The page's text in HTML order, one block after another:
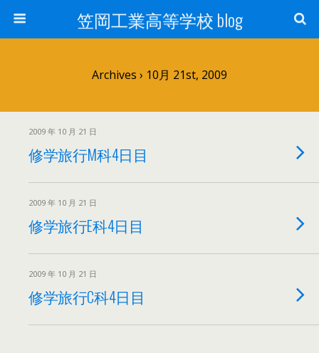
笠岡工業高等学校 blog
Archives › 10月 21st, 2009
2009 年 10 月 21 日
修学旅行M科4日目
2009 年 10 月 21 日
修学旅行E科4日目
2009 年 10 月 21 日
修学旅行C科4日目